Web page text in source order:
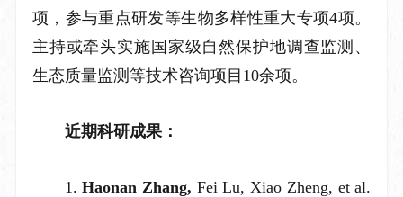
项 ， 参与重点研发等生物多样性重大专项4项。
主持或牵头实施国家级自然保护地调查监测、
生态质量监测等技术咨询项目 10余项。
近期科研成果：
1 .Haonan Zhang, Fei Lu, Xiao Zheng, et al.